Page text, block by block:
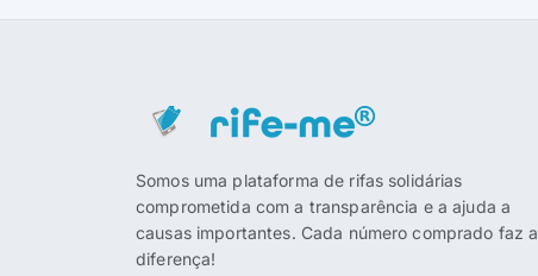
Somos uma plataforma de rifas solidárias
comprometida com a transparência e a ajuda a
causas importantes. Cada número comprado faz a
diferença!